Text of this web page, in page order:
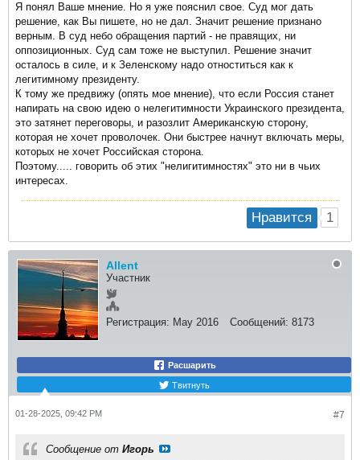
Я понял Ваше мнение. Но я уже пояснил свое. Суд мог дать
решение, как Вы пишете, но не дал. Значит решение признано
верным. В суд небо обращения партий - не правящих, ни
оппозиционных. Суд сам тоже не выступил. Решение значит
осталось в силе, и к Зеленскому надо отноститься как к
легитимному президенту.
К тому же предвижу (опять мое мнение), что если Россия станет
напирать на свою идею о нелегитимности Украинского президента,
это затянет переговоры, и разозлит Американскую сторону,
которая не хочет проволочек. Они быстрее начнут включать меры,
которых не хочет Российская сторона.
Поэтому..... говорить об этих "нелигитимностях" это ни в чьих
интересах.
Нравится 1
Allent
Участник
Регистрация: May 2016 Сообщений: 8173
Расшарить
Твитнуть
#7
01-28-2025, 09:42 PM
Сообщение от Игорь